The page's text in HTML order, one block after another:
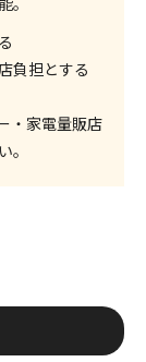
負担とする
・家電量販店
。